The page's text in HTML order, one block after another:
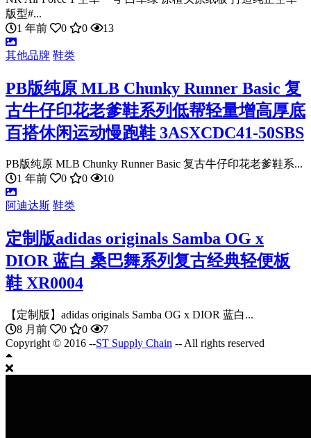
版型#...
1 年前
0 0 13
其他品牌 鞋类
PB版纯原 MLB Chunky Runner Basic 复
古牛仔印花老爹鞋系列低帮轻量增高厚底
百搭休闲运动慢跑鞋 3ASXCDC41-50SBS
PB版纯原 MLB Chunky Runner Basic 复古牛仔印花老爹鞋系...
1 年前
0 0 10
阿迪达斯 鞋类
定制版adidas originals Samba OG x
DIOR 蓝白 桑巴舞系列复古经典轻便板
鞋 XR0004
【定制版】adidas originals Samba OG x DIOR 蓝白...
8 月前
0 0
7
Copyright © 2016 --ST Supply Chain -- All rights reserved